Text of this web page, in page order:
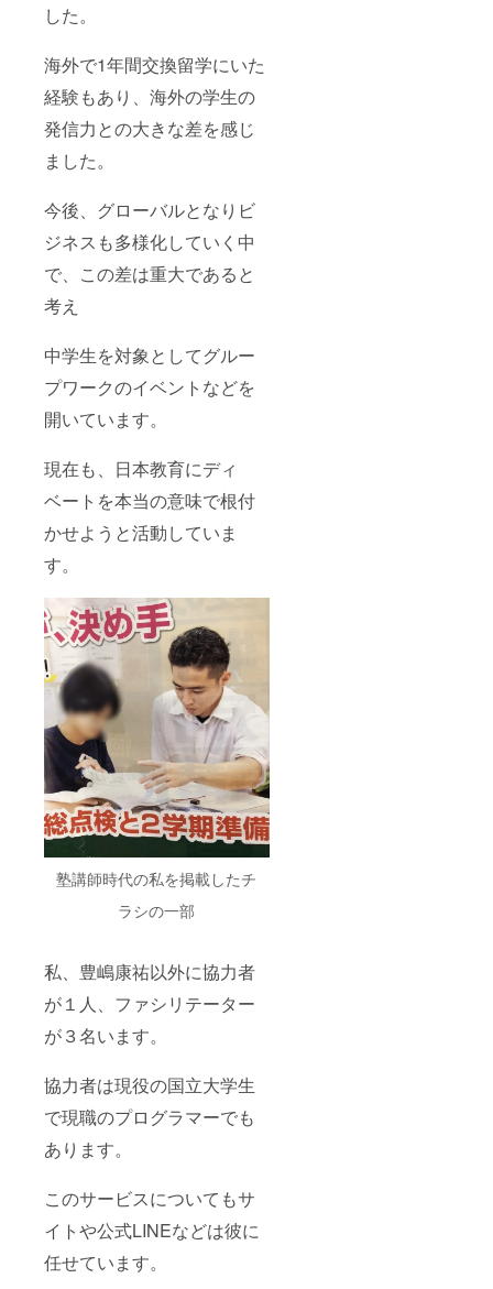
した。
海外で1年間交換留学にいた
経験もあり、海外の学生の
発信力との大きな差を感じ
ました。
今後、グローバルとなりビ
ジネスも多様化していく中
で、この差は重大であると
考え
中学生を対象としてグルー
プワークのイベントなどを
開いています。
現在も、日本教育にディ
ベートを本当の意味で根付
かせようと活動していま
す。
塾講師時代の私を掲載したチ
ラシの一部
私、豊嶋康祐以外に協力者
が１人、ファシリテーター
が３名います。
協力者は現役の国立大学生
で現職のプログラマーでも
あります。
このサービスについてもサ
イトや公式LINEなどは彼に
任せています。